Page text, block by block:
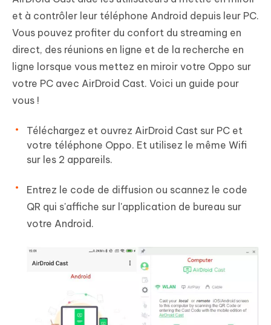
et à contrôler leur téléphone Android depuis leur PC.
Vous pouvez profiter du confort du streaming en
direct, des réunions en ligne et de la recherche en
ligne lorsque vous mettez en miroir votre Oppo sur
votre PC avec AirDroid Cast. Voici un guide pour
vous !
Téléchargez et ouvrez AirDroid Cast sur PC et
votre téléphone Oppo. Et utilisez le même Wifi
sur les 2 appareils.
Entrez le code de diffusion ou scannez le code
QR qui s'affiche sur l'application de bureau sur
votre Android.